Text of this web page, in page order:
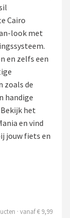
Cairo
look met
en zelfs een
zoals de
handige
het
en vind
jouw fiets en
· vanaf € 9,99